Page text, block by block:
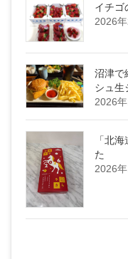
イチゴ
2026
沼津で
シュ生
2026
「北
た
2026